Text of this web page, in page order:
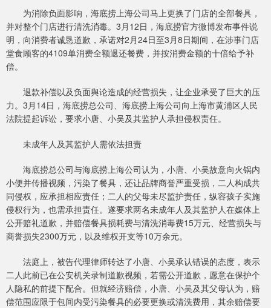
为消除负面影响，海底捞上海公司马上更换了门店的全部餐具，
并对整个门店进行清洗消毒。3月12日，海底捞官方微博发布事件说
明，向消费者诚恳道歉，承诺对2月24日至3月8日期间，在涉事门店
堂食顾客的4109单消费全额退还餐费，并按消费金额的十倍给予补
偿。
退款补偿以及负面舆论造成的经营损失，让企业承受了巨大的压
力。3月14日，海底捞总公司、海底捞上海公司向上海市黄浦区人民
法院提起诉讼，要求小唐、小吴及其监护人承担侵权责任。
未成年人及其监护人需依法担责
海底捞总公司与海底捞上海公司认为，小唐、小吴故意向火锅内
小便并传播视频，污染了餐具，还让品牌商誉严重受损，二人构成共
同侵权，应承担相应责任；二人的父母未尽监护责任，纵容孩子实施
侵权行为，也需承担责任。遂要求两名未成年人及其监护人在媒体上
公开赔礼道歉，并赔偿餐具损耗费与清洗消毒费15万元、经营损失与
商誉损失2300万元，以及维权开支等10万余元。
法庭上，被告代理律师转达了小唐、小吴承认错误的态度，表示
二人此前已在公安机关录制道歉视频，若需公开道歉，愿意在保护个
人隐私的前提下配合。但就经济赔偿，小唐、小吴及其父母认为，赔
偿范围应限于包间内受污染餐具的必要更换或清洗费用，其余赔偿要